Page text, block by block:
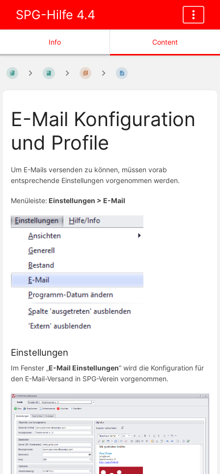
SPG-Hilfe 4.4
Info Content
E-Mail Konfiguration
und Profile
Um E-Mails versenden zu können, müssen vorab
entsprechende Einstellungen vorgenommen werden.
Menüleiste: Einstellungen > E-Mail
Einstellungen
Im Fenster „E-Mail Einstellungen“ wird die Konfiguration für
den E-Mail-Versand in SPG-Verein vorgenommen.